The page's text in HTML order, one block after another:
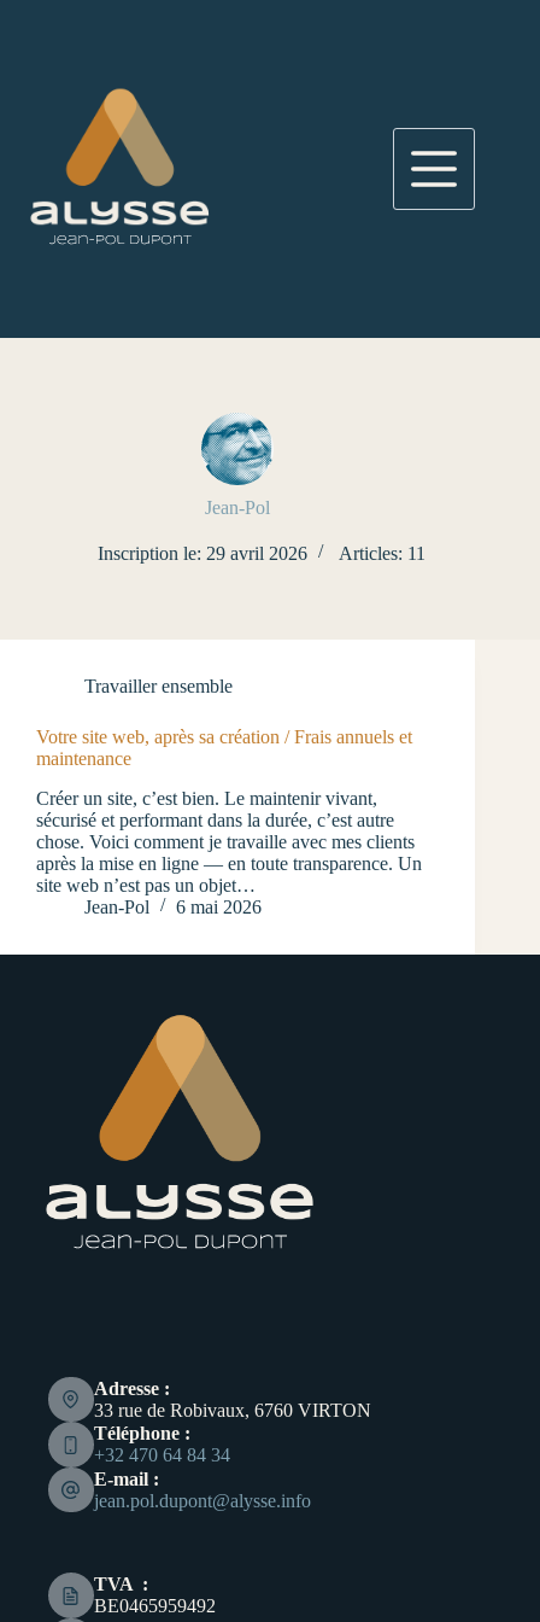
Jean-Pol
Inscription le: 29 avril 2026 Articles: 11
Travailler ensemble
Votre site web, après sa création / Frais annuels et
maintenance
Créer un site, c’est bien. Le maintenir vivant,
sécurisé et performant dans la durée, c’est autre
chose. Voici comment je travaille avec mes clients
après la mise en ligne — en toute transparence. Un
site web n’est pas un objet…
Jean-Pol
6 mai 2026
Adresse :
33 rue de Robivaux, 6760 VIRTON
Téléphone :
+32 470 64 84 34
E-mail :
jean.pol.dupont@alysse.info
TVA :
BE0465959492